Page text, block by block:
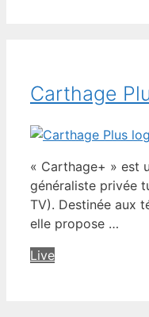
Carthage
« Carthage+ » est
généraliste privée
TV). Destinée aux
elle propose …
Live